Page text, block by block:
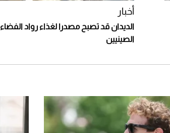
أخبار
الديدان قد تصبح مصدرا لغذاء رواد الفضاء
الصينيين